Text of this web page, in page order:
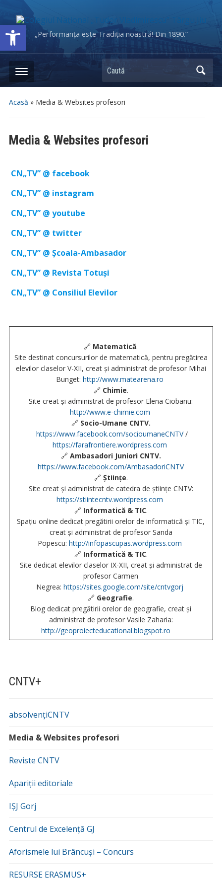
Deschide bara de unelte„Performanța este Tradiția noastră! Din 1890.”
Caută
Acasă » Media & Websites profesori
CNTV+
absolvențiCNTV
Media & Websites profesori
Reviste CNTV
Apariții editoriale
IȘJ Gorj
Centrul de Excelență GJ
Aforismele lui Brâncuși – Concurs
RESURSE ERASMUS+
Media & Websites profesori
CN„TV” @ facebook
CN„TV” @ instagram
CN„TV” @ youtube
CN„TV” @ twitter
CN„TV” @ Școala-Ambasador
CN„TV” @ Revista Totuși
CN„TV” @ Consiliul Elevilor
🔗 Matematică.
Site destinat concursurilor de matematică, pentru pregătirea
elevilor claselor V-XII, creat și administrat de profesor Mihai
Bunget:http://www.matearena.ro
🔗 Chimie.
Site creat și administrat de profesor Elena Ciobanu:
http://www.e-chimie.com
🔗 Socio-Umane CNTV.
https://www.facebook.com/socioumaneCNTV/
https://farafrontiere.wordpress.com
🔗 Ambasadori Juniori CNTV.
https://www.facebook.com/AmbasadoriCNTV
🔗 Științe.
Site creat și administrat de catedra de științe CNTV:
https://stiintecntv.wordpress.com
🔗 Informatică & TIC.
Spațiu online dedicat pregătirii orelor de informatică și TIC,
creat și administrat de profesor Sanda
Popescu:http://infopascupas.wordpress.com
🔗 Informatică & TIC.
Site dedicat elevilor claselor IX-XII, creat și administrat de
profesor Carmen
Negrea:https://sites.google.com/site/cntvgorj
🔗 Geografie.
Blog dedicat pregătirii orelor de geografie, creat și
administrat de profesor Vasile Zaharia:
http://geoproiecteducational.blogspot.ro